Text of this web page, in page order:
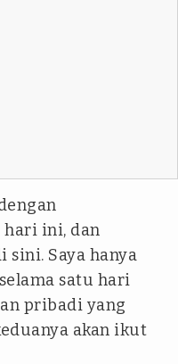
ini, dan
sini. Saya hanya
satu hari
pribadi yang
akan ikut